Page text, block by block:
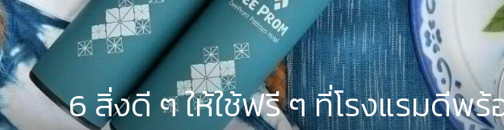
6 สิ่งดี ๆ ให้ใช้ฟรี ๆ ที่โรงแรมดีพร้